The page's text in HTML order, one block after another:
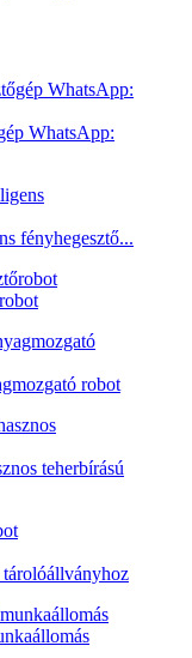
WhatsApp:
fényhegesztő...
robot
teherbírású